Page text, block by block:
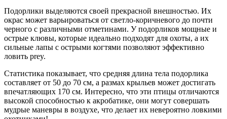
Подорлики выделяются своей прекрасной внешностью. Их
окрас может варьироваться от светло-коричневого до почти
черного с различными отметинами. У подорликов мощные и
острые клювы, которые идеально подходят для охоты, а их
сильные лапы с острыми когтями позволяют эффективно
ловить prey.
Статистика показывает, что средняя длина тела подорлика
составляет от 50 до 70 см, а размах крыльев может достигать
впечатляющих 170 см. Интересно, что эти птицы отличаются
высокой способностью к акробатике, они могут совершать
мудрые маневры в воздухе, что делает их невероятно ловкими